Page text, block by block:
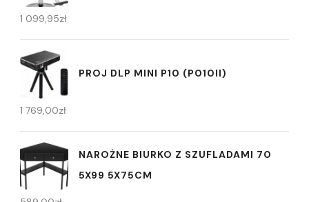
1 099,95zł
PROJ DLP MINI P10 (P010II)
1 769,00zł
NAROŻNE BIURKO Z SZUFLADAMI 70
5X99 5X75CM